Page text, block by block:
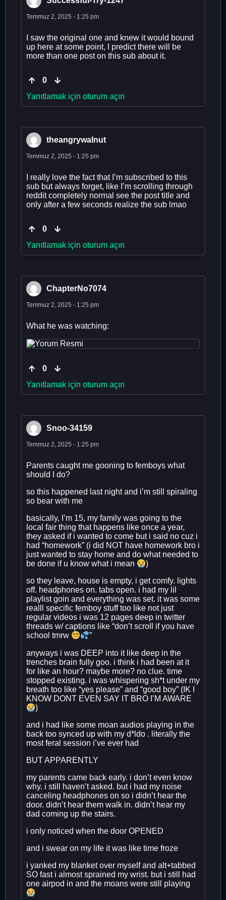
Temmuz 2, 2025 - 1:25 pm
I saw the original one and knew it would bound
up here at some point, I predict there will be
more than one post on this sub about it.
0
Yanıtlamak için oturum açın
theangrywalnut
Temmuz 2, 2025 - 1:25 pm
I really love the fact that I’m subscribed to this
sub but always forget, like I’m scrolling through
reddit completely normal see the post title and
only after a few seconds realize the sub lmao
0
Yanıtlamak için oturum açın
ChapterNo7074
Temmuz 2, 2025 - 1:25 pm
What he was watching:
0
Yanıtlamak için oturum açın
Snoo-34159
Temmuz 2, 2025 - 1:25 pm
Parents caught me gooning to femboys what
should I do?
so this happened last night and i’m still spiraling
so bear with me
basically, I’m 15, my family was going to the
local fair thing that happens like once a year,
they asked if i wanted to come but i said no cuz i
had “homework” (i did NOT have homework bro i
just wanted to stay home and do what needed to
be done if u know what i mean
)
so they leave, house is empty, i get comfy. lights
off. headphones on. tabs open. i had my lil
playlist goin and everything was set. it was some
realll specific femboy stuff too like not just
regular videos i was 12 pages deep in twitter
threads w/ captions like “don’t scroll if you have
school tmrw
”
anyways i was DEEP into it like deep in the
trenches brain fully goo. i think i had been at it
for like an hour? maybe more? no clue. time
stopped existing. i was whispering sh*t under my
breath too like “yes please” and “good boy” (IK I
KNOW DONT EVEN SAY IT BRO I’M AWARE
)
and i had like some moan audios playing in the
back too synced up with my d*ldo . literally the
most feral session i’ve ever had
BUT APPARENTLY
my parents came back early. i don’t even know
why. i still haven’t asked. but i had my noise
canceling headphones on so i didn’t hear the
door. didn’t hear them walk in. didn’t hear my
dad coming up the stairs.
i only noticed when the door OPENED
and i swear on my life it was like time froze
i yanked my blanket over myself and alt+tabbed
SO fast i almost sprained my wrist. but i still had
one airpod in and the moans were still playing